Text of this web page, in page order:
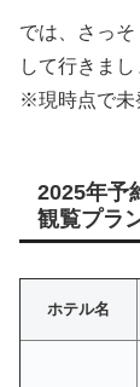
では、さっ
して行きまし
※現時点で未
2025年予
観覧プラ
ホテル名